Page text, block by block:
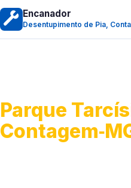
Encanador
Desentupimento de Pia,
Parque